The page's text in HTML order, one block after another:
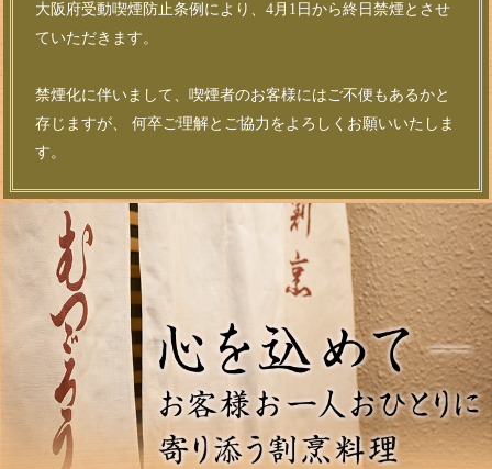
大阪府受動喫煙防止条例により、4月1日から終日禁煙とさせ
ていただきます。
禁煙化に伴いまして、喫煙者のお客様にはご不便もあるかと
存じますが、 何卒ご理解とご協力をよろしくお願いいたしま
す。